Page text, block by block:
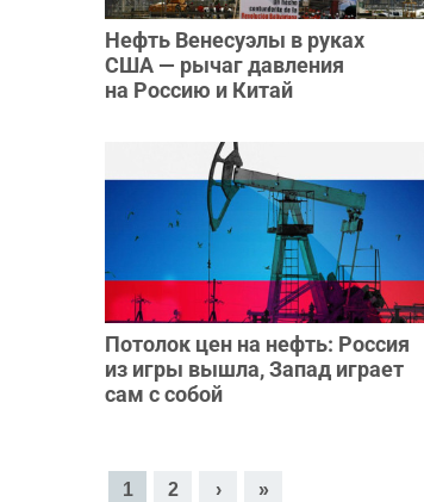
Нефть Венесуэлы в руках
США — рычаг давления
на Россию и Китай
Потолок цен на нефть: Россия
из игры вышла, Запад играет
сам с собой
Страницы
1 2 › »